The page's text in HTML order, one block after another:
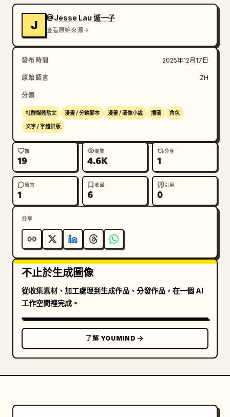
J
@Jesse Lau 遁一子
查看原始來源
發布時間 2025年12月17日
原始語言 ZH
分類
社群媒體貼文 漫畫 / 分鏡腳本 漫畫 / 圖像小說 插圖 角色
文字 / 字體排版
讚
19
瀏覽
4.6K
分享
1
留言
1
收藏
6
引用
0
分享
不止於生成圖像
從收集素材、加工處理到生成作品、分發作品，在一個 AI
工作空間裡完成。
了解 YOUMIND